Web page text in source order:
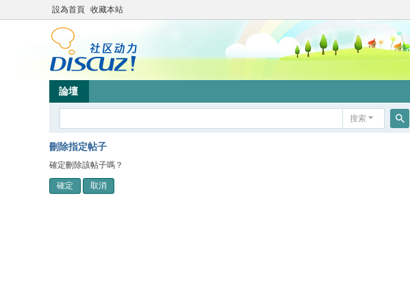
設為首頁 收藏本站
論壇
搜索
刪除指定帖子
確定刪除該帖子嗎？
確定 取消